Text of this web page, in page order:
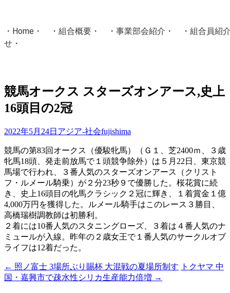
・ Home ・ ・ 組合概要 ・ ・ 事業部会紹介 ・ ・ 組合員紹
せ ・
協同組合Masters／
国土交通省・経済産業省・農林水産省・厚生労働省 認可
競馬オークス スターズオンアース,史上
16頭目の2冠
2022年5月24日 アジア-社会fujishima
競馬の第83回オークス（優駿牝馬）（Ｇ１、芝2400ｍ、３歳
牝馬18頭、発走前放馬で１頭競争除外）は５月22日、東京競
馬場で行われ、３番人気のスターズオンアース（クリスト
フ・ルメール騎乗）が２分23秒９で優勝した。桜花賞に続
き、史上16頭目の牝馬クラシック２冠に輝き、１着賞金１億
4,000万円を獲得した。ルメール騎手はこのレース３勝目、
高橋瑞樹調教師は初勝利。
２着には10番人気のスタニングローズ、３着は４番人気のナ
ミュールが入線。昨年の２歳女王で１番人気のサークルオブ
ライフは12着だった。
投
稿
← 照ノ富士 3場所ぶり賜杯 大混戦の夏場所制す
トクヤマ 中
国・嘉興市で疎水性シリカ生産能力倍増 →